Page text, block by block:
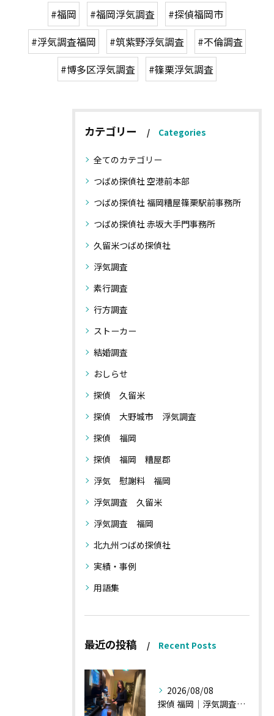
#福岡
#福岡浮気調査
#探偵福岡市
#浮気調査福岡
#筑紫野浮気調査
#不倫調査
#博多区浮気調査
#篠栗浮気調査
カテゴリー Categories
全てのカテゴリー
つばめ探偵社 空港前本部
つばめ探偵社 福岡糟屋篠栗駅前事務所
つばめ探偵社 赤坂大手門事務所
久留米つばめ探偵社
浮気調査
素行調査
行方調査
ストーカー
結婚調査
おしらせ
探偵 久留米
探偵 大野城市 浮気調査
探偵 福岡
探偵 福岡 糟屋郡
浮気 慰謝料 福岡
浮気調査 久留米
浮気調査 福岡
北九州つばめ探偵社
実績・事例
用語集
最近の投稿 Recent Posts
2026/08/08
探偵 福岡｜浮気調査、諸状況、そして雑談へ